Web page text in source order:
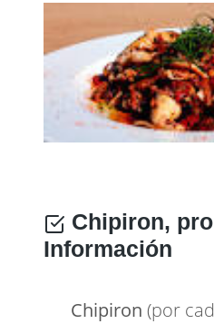
Chipiron,
Información
Chipiron (por